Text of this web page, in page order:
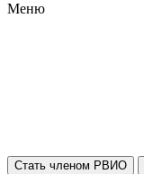
Меню
Стать членом РВИО